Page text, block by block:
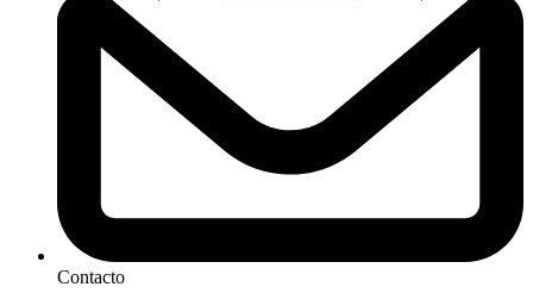
Contacto